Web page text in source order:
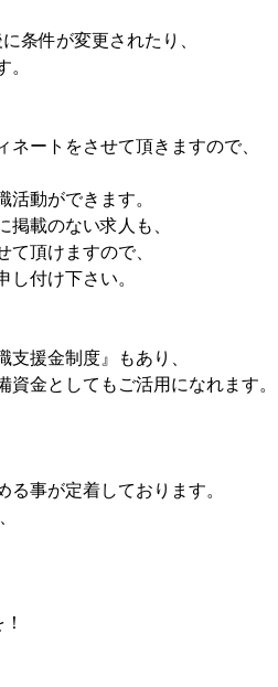
条件が変更されたり、
ートをさせて頂きますので、
動ができます。
載のない求人も、
頂けますので、
付け下さい。
援金制度』もあり、
金としてもご活用になれます。
事が定着しております。